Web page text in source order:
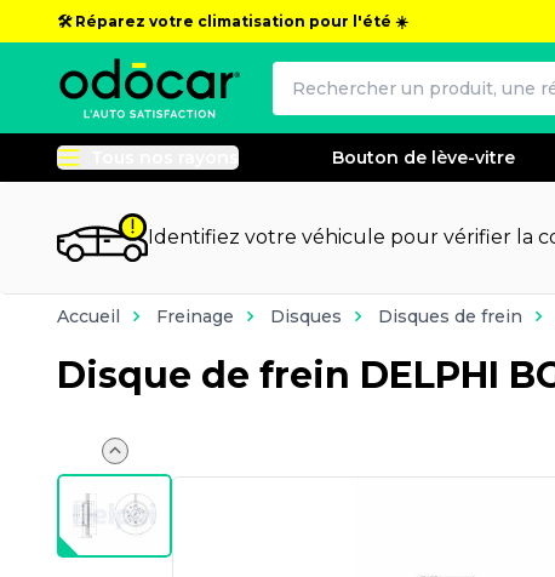
🛠️ Réparez votre climatisation pour l'été ☀️
Tous nos rayons Bouton de lève-vitre
Identifiez votre véhicule pour vérifier la
Accueil Freinage Disques Disques de frein
Disque de frein DELPHI